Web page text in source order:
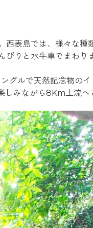
表島では、様々な種
りと水牛車でまわり
グルで天然記念物の
しみながら8Km上流